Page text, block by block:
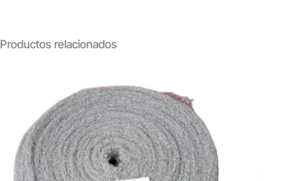
Productos relacionados